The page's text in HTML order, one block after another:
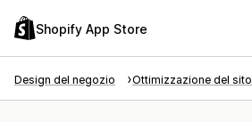
Shopify App Store
Design del negozio Ottimizzazione del sito